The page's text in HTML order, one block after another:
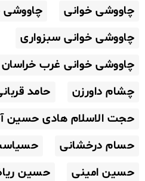
چاووشی خوانی
چاووشی
چاووشی خوانی سبزواری
چاووشی خوانی غرب خراسان
چشام داورزن
حامد
حجت الاسلام هادی حسین
حسام درخشانی
حسین امینی
حسین